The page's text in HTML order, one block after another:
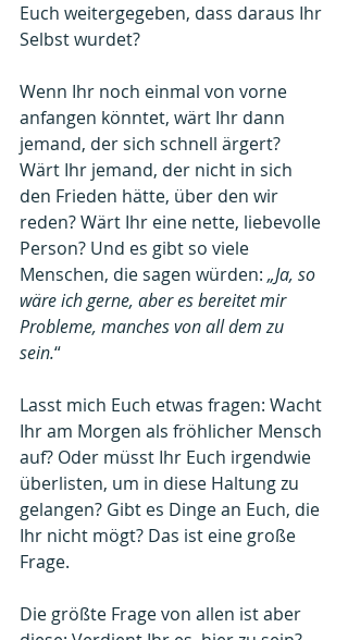
Euch weitergegeben, dass daraus Ihr
Selbst wurdet?
Wenn Ihr noch einmal von vorne
anfangen könntet, wärt Ihr dann
jemand, der sich schnell ärgert?
Wärt Ihr jemand, der nicht in sich
den Frieden hätte, über den wir
reden? Wärt Ihr eine nette, liebevolle
Person? Und es gibt so viele
Menschen, die sagen würden: „Ja, so
wäre ich gerne, aber es bereitet mir
Probleme, manches von all dem zu
sein.“
Lasst mich Euch etwas fragen: Wacht
Ihr am Morgen als fröhlicher Mensch
auf? Oder müsst Ihr Euch irgendwie
überlisten, um in diese Haltung zu
gelangen? Gibt es Dinge an Euch, die
Ihr nicht mögt? Das ist eine große
Frage.
Die größte Frage von allen ist aber